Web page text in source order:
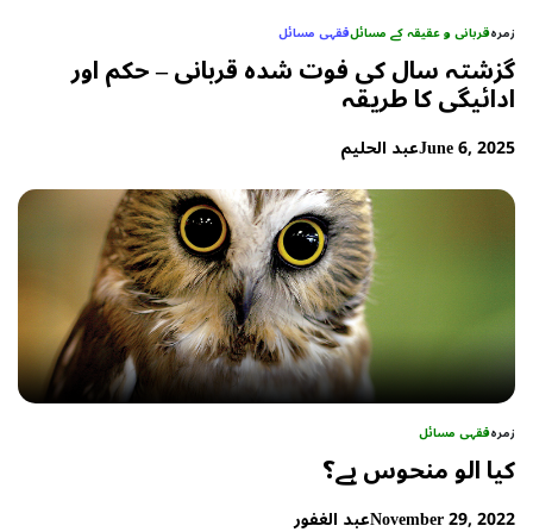
زمرہقربانی و عقیقہ کے مسائلفقہی مسائل
گزشتہ سال کی فوت شدہ قربانی – حکم اور
ادائیگی کا طریقہ
June 6, 2025عبد الحلیم
زمرہفقہی مسائل
کیا الو منحوس ہے؟
November 29, 2022عبد الغفور